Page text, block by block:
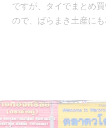
ですが、タイでまとめ
ので、ばらまき土産にも